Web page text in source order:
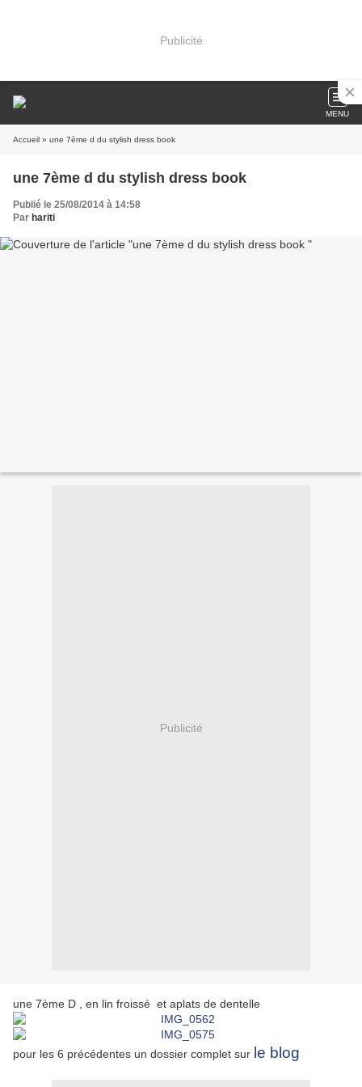
Publicité
MENU
Accueil » une 7ème d du stylish dress book
une 7ème d du stylish dress book
Publié le 25/08/2014 à 14:58
Par hariti
Publicité
une 7ème D , en lin froissé et aplats de dentelle
pour les 6 précédentes un dossier complet sur le blog